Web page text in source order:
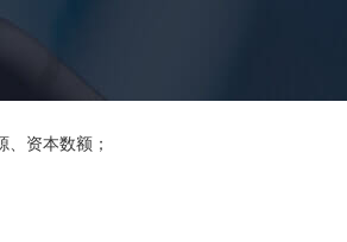
资本数额；